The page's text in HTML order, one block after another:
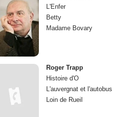
L'Enfer
Betty
Madame Bovary
Roger Trapp
Histoire d'O
L'auvergnat et l'autobus
Loin de Rueil